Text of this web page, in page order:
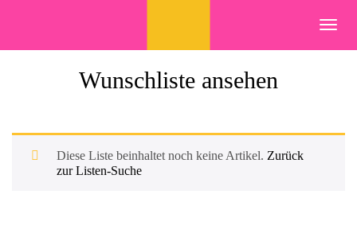
Wunschliste ansehen
Diese Liste beinhaltet noch keine Artikel. Zurück
zur Listen-Suche